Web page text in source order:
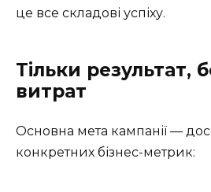
це все складові успіху.
Тільки результат,
витрат
Основна мета кампанії —
конкретних бізнес-метрик: